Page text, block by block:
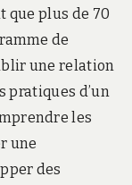
que plus de 70
de
une relation
pratiques d’un
les
une
des